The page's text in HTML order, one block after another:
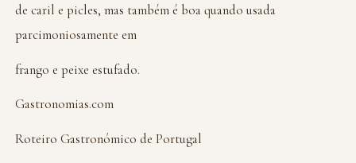
de caril e picles, mas também é boa quando usada
parcimoniosamente em
frango e peixe estufado.
Gastronomias.com
Roteiro Gastronómico de Portugal